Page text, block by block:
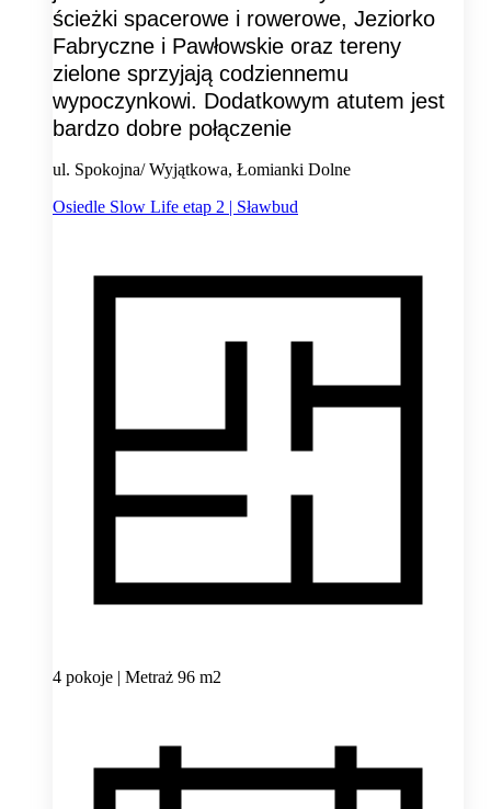
ścieżki spacerowe i rowerowe, Jeziorko
Fabryczne i Pawłowskie oraz tereny
zielone sprzyjają codziennemu
wypoczynkowi. Dodatkowym atutem jest
bardzo dobre połączenie
ul. Spokojna/ Wyjątkowa, Łomianki Dolne
Osiedle Slow Life etap 2 | Sławbud
4 pokoje | Metraż 96 m2